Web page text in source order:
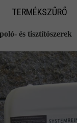
TERMÉKSZŰRŐ
és tisztítószerek